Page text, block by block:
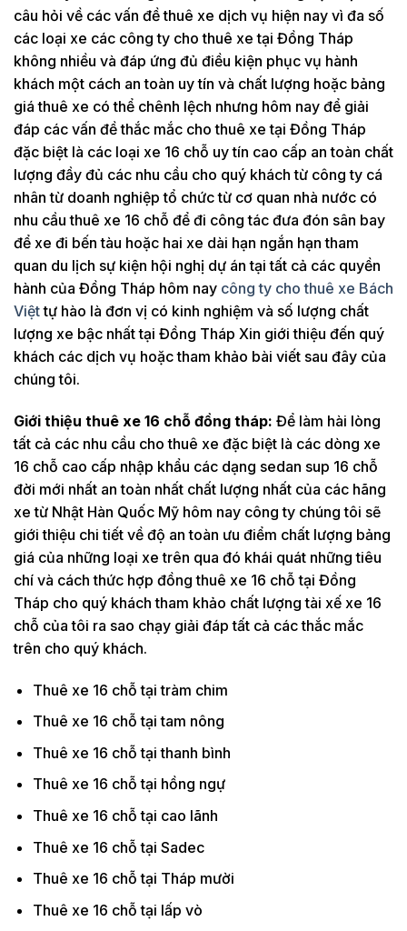
câu hỏi về các vấn đề thuê xe dịch vụ hiện nay vì đa số
các loại xe các công ty cho thuê xe tại Đồng Tháp
không nhiều và đáp ứng đủ điều kiện phục vụ hành
khách một cách an toàn uy tín và chất lượng hoặc bảng
giá thuê xe có thể chênh lệch nhưng hôm nay để giải
đáp các vấn đề thắc mắc cho thuê xe tại Đồng Tháp
đặc biệt là các loại xe 16 chỗ uy tín cao cấp an toàn chất
lượng đầy đủ các nhu cầu cho quý khách từ công ty cá
nhân từ doanh nghiệp tổ chức từ cơ quan nhà nước có
nhu cầu thuê xe 16 chỗ để đi công tác đưa đón sân bay
để xe đi bến tàu hoặc hai xe dài hạn ngắn hạn tham
quan du lịch sự kiện hội nghị dự án tại tất cả các quyền
hành của Đồng Tháp hôm nay công ty cho thuê xe Bách
Việttự hào là đơn vị có kinh nghiệm và số lượng chất
lượng xe bậc nhất tại Đồng Tháp Xin giới thiệu đến quý
khách các dịch vụ hoặc tham khảo bài viết sau đây của
chúng tôi.
Giới thiệu thuê xe 16 chỗ đồng tháp: Để làm hài lòng
tất cả các nhu cầu cho thuê xe đặc biệt là các dòng xe
16 chỗ cao cấp nhập khẩu các dạng sedan sup 16 chỗ
đời mới nhất an toàn nhất chất lượng nhất của các hãng
xe từ Nhật Hàn Quốc Mỹ hôm nay công ty chúng tôi sẽ
giới thiệu chi tiết về độ an toàn ưu điểm chất lượng bảng
giá của những loại xe trên qua đó khái quát những tiêu
chí và cách thức hợp đồng thuê xe 16 chỗ tại Đồng
Tháp cho quý khách tham khảo chất lượng tài xế xe 16
chỗ của tôi ra sao chạy giải đáp tất cả các thắc mắc
trên cho quý khách.
Thuê xe 16 chỗ tại tràm chim
Thuê xe 16 chỗ tại tam nông
Thuê xe 16 chỗ tại thanh bình
Thuê xe 16 chỗ tại hồng ngự
Thuê xe 16 chỗ tại cao lãnh
Thuê xe 16 chỗ tại Sadec
Thuê xe 16 chỗ tại Tháp mười
Thuê xe 16 chỗ tại lấp vò